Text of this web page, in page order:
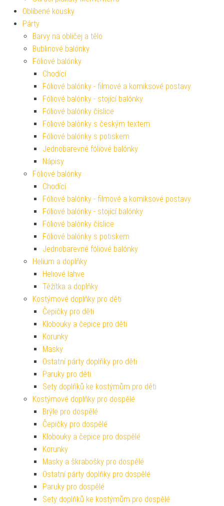
Oblíbené kousky
Párty
Barvy na obličej a tělo
Bublinové balónky
Fóliové balónky
Chodící
Fóliové balónky - filmové a komiksové postavy
Fóliové balónky - stojící balónky
Fóliové balónky číslice
Fóliové balónky s českým textem
Fóliové balónky s potiskem
Jednobarevné fóliové balónky
Nápisy
Fóliové balónky
Chodící
Fóliové balónky - filmové a komiksové postavy
Fóliové balónky - stojící balónky
Fóliové balónky číslice
Fóliové balónky s potiskem
Jednobarevné fóliové balónky
Helium a doplňky
Heliové lahve
Těžítka a doplňky
Kostýmové doplňky pro děti
Čepičky pro děti
Klobouky a čepice pro děti
Korunky
Masky
Ostatní párty doplňky pro děti
Paruky pro děti
Sety doplňků ke kostýmům pro děti
Kostýmové doplňky pro dospělé
Brýle pro dospělé
Čepičky pro dospělé
Klobouky a čepice pro dospělé
Korunky
Masky a škrabošky pro dospělé
Ostatní párty doplňky pro dospělé
Paruky pro dospělé
Sety doplňků ke kostýmům pro dospělé